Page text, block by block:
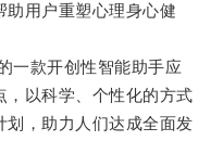
助用户重塑心理身心健
款开创性智能助手应
，以科学、个性化的方式
划，助力人们达成全面发